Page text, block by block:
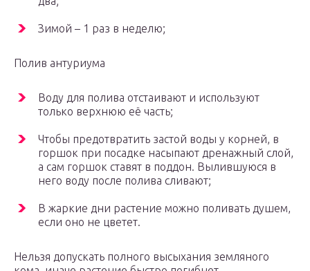
Зимой – 1 раз в неделю;
Полив антуриума
Воду для полива отстаивают и используют
только верхнюю её часть;
Чтобы предотвратить застой воды у корней, в
горшок при посадке насыпают дренажный слой,
а сам горшок ставят в поддон. Вылившуюся в
него воду после полива сливают;
В жаркие дни растение можно поливать душем,
если оно не цветет.
Нельзя допускать полного высыхания земляного